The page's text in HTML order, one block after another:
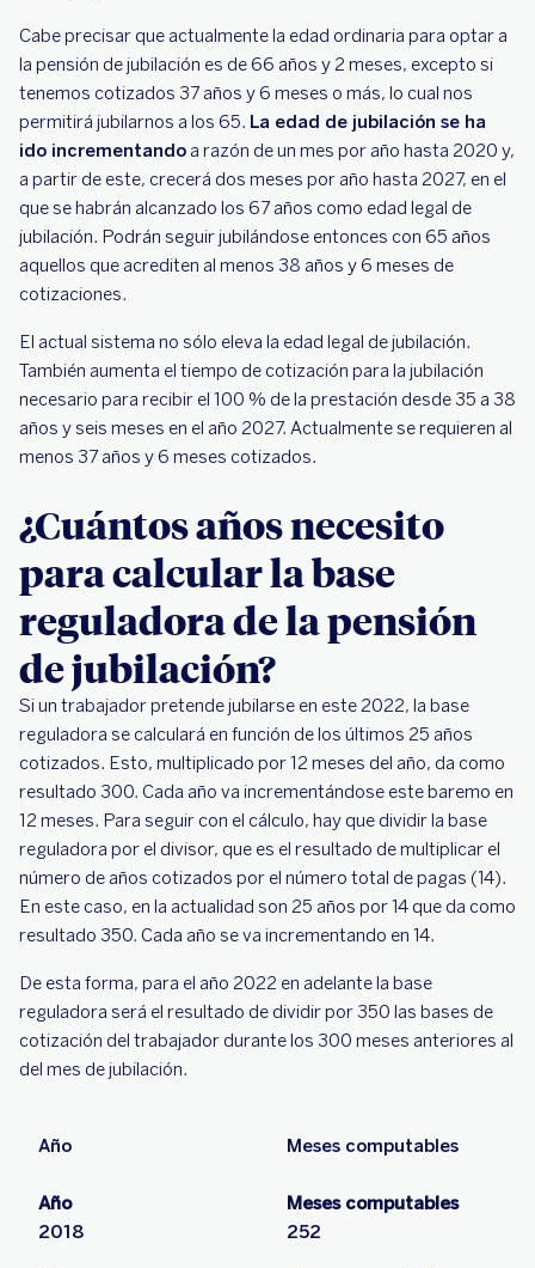
Trae tu pensión a BBVA
Cabe precisar que actualmente la edad ordinaria para optar a
la pensión de jubilación es de 66 años y 2 meses, excepto si
tenemos cotizados 37 años y 6 meses o más, lo cual nos
permitirá jubilarnos a los 65. La edad de jubilación se ha
ido incrementando a razón de un mes por año hasta 2020 y,
a partir de este, crecerá dos meses por año hasta 2027, en el
que se habrán alcanzado los 67 años como edad legal de
jubilación. Podrán seguir jubilándose entonces con 65 años
aquellos que acrediten al menos 38 años y 6 meses de
cotizaciones.
El actual sistema no sólo eleva la edad legal de jubilación.
También aumenta el tiempo de cotización para la jubilación
necesario para recibir el 100 % de la prestación desde 35 a 38
años y seis meses en el año 2027. Actualmente se requieren al
menos 37 años y 6 meses cotizados.
¿Cuántos años necesito
para calcular la base
reguladora de la pensión
de jubilación?
Si un trabajador pretende jubilarse en este 2022, la base
reguladora se calculará en función de los últimos 25 años
cotizados. Esto, multiplicado por 12 meses del año, da como
resultado 300. Cada año va incrementándose este baremo en
12 meses. Para seguir con el cálculo, hay que dividir la base
reguladora por el divisor, que es el resultado de multiplicar el
número de años cotizados por el número total de pagas (14).
En este caso, en la actualidad son 25 años por 14 que da como
resultado 350. Cada año se va incrementando en 14.
De esta forma, para el año 2022 en adelante la base
reguladora será el resultado de dividir por 350 las bases de
cotización del trabajador durante los 300 meses anteriores al
del mes de jubilación.
Año Meses computables
Año
2018
Meses computables
252